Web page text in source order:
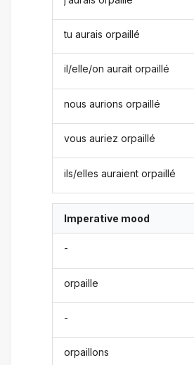
tu aurais orpaillé
il/elle/on aurait orpaillé
nous aurions orpaillé
vous auriez orpaillé
ils/elles auraient orpaillé
Imperative mood
-
orpaille
-
orpaillons